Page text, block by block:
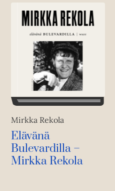
Mirkka Rekola
Elävänä
Bulevardilla –
Mirkka Rekola